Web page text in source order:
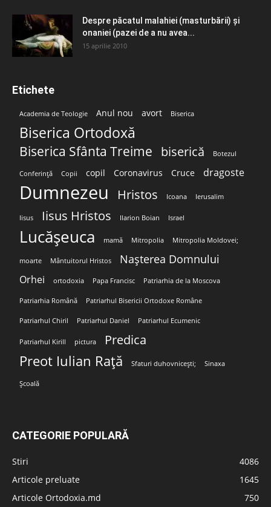
Despre păcatul malahiei (masturbării) şi
onaniei (pazei de a nu avea...
15 aprilie 2010
Etichete
Academia de Teologie Anul nou avort Biserica
Biserica Ortodoxă
Biserica Sfânta Treime biserică Botezul
Conferință Copii copil Coronavirus Cruce dragoste
Dumnezeu Hristos Icoana Ierusalim
Iisus Iisus Hristos Ilarion Boian Israel
Lucășeuca mamă Mitropolia Mitropolia Moldovei;
moarte Mântuitorul Hristos Nașterea Domnului
Orhei ortodoxia Papa Francisc Patriarhia de la Moscova
Patriarhia Română Patriarhul Bisericii Ortodoxe Române
Patriarhul Chiril Patriarhul Daniel Patriarhul Ecumenic
Patriarhul Kirill pictura Predica
Preot Iulian Rață Sfaturi duhovnicești; Sinaxa
Școală
CATEGORIE POPULARĂ
Stiri
4086
Articole preluate
1645
Articole Ortodoxia.md
750